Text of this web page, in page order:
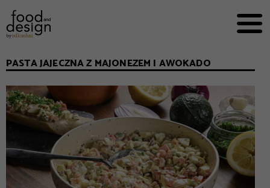


EKSPERCI
FOOD WORKING
E-BOOKI
O NAS
REKLAMA
PASTA JAJECZNA Z MAJONEZEM I AWOKADO